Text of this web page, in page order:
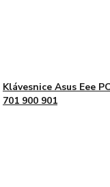
Klávesnice Asus Eee
701 900 901